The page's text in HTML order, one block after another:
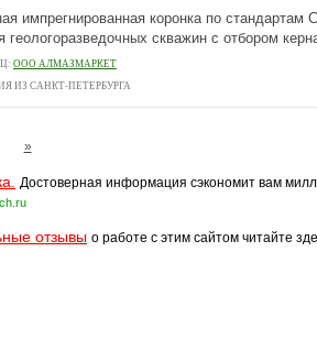
импрегнированная коронка по
геологоразведочных скважин с отбором
ООО АЛМАЗМАРКЕТ
ИЗ САНКТ-ПЕТЕРБУРГА
»
Достоверная информация сэкономит вам
отзывы о работе с этим сайтом читайте